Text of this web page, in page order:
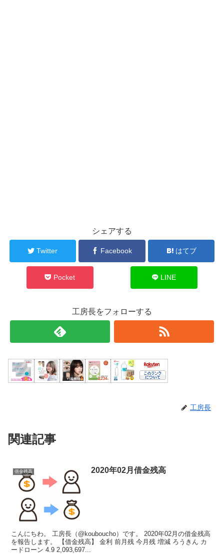
シェアする
Twitter Facebook はてブ
Pocket LINE
工房長をフォローする
工房長
関連記事
借金残高 2020年02月借金残高
こんにちわ。 工房長（@kouboucho）です。 2020年02月の借金残高
を報告します。 【借金残高】 金利 前月残 今月残 増減 ろうきん カ
ードローン 4.9 2,093,697...